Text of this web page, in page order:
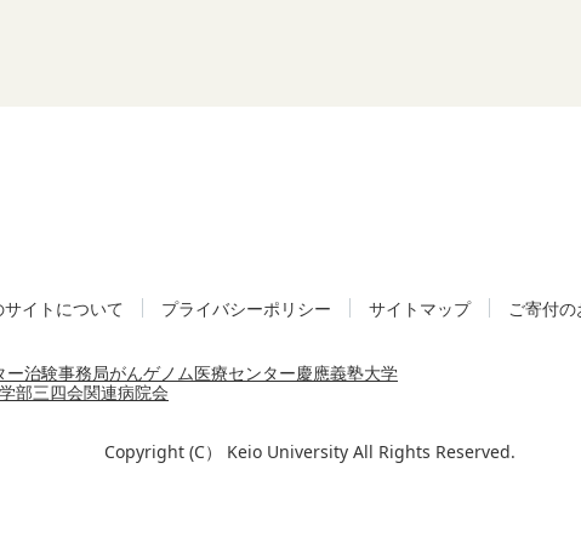
サイトについて プライバシーポリシー サイトマップ ご寄付
ー治験事務局がんゲノム医療センター慶應義塾大学
部三四会関連病院会
Copyright (C） Keio University All Rights Reserved.